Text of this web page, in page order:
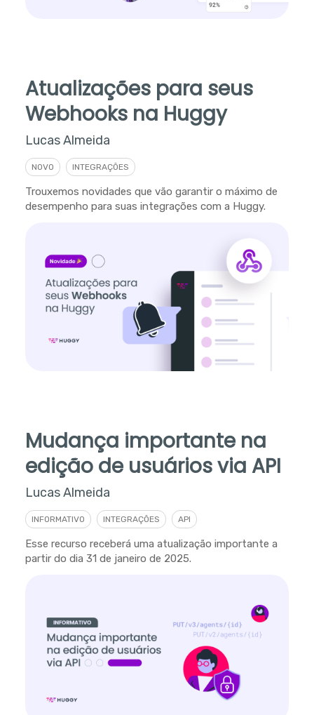
Atualizações para seus
Webhooks na Huggy
Lucas Almeida
NOVO INTEGRAÇÕES
Trouxemos novidades que vão garantir o máximo de
desempenho para suas integrações com a Huggy.
Mudança importante na
edição de usuários via API
Lucas Almeida
INFORMATIVO INTEGRAÇÕES API
Esse recurso receberá uma atualização importante a
partir do dia 31 de janeiro de 2025.